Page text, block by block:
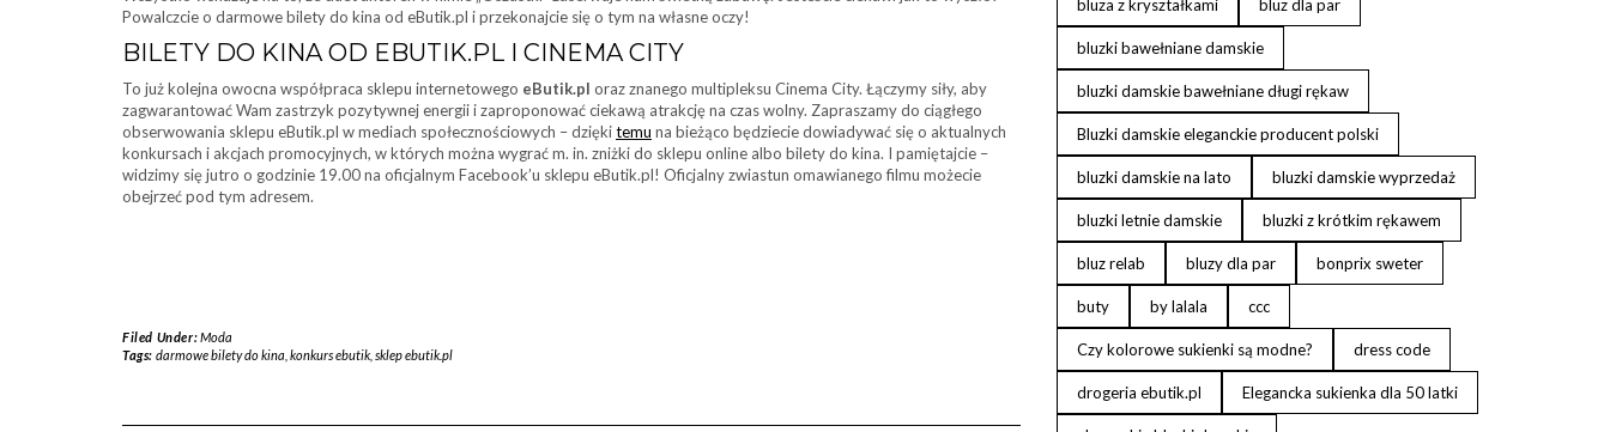
Powalczcie o darmowe bilety do kina od eButik.pl i przekonajcie się o tym na własne oczy!
BILETY DO KINA OD EBUTIK.PL I CINEMA CITY
To już kolejna owocna współpraca sklepu internetowego eButik.pl oraz znanego multipleksu Cinema City. Łączymy siły, aby
zagwarantować Wam zastrzyk pozytywnej energii i zaproponować ciekawą atrakcję na czas wolny. Zapraszamy do ciągłego
obserwowania sklepu eButik.pl w mediach społecznościowych – dziękitemu na bieżąco będziecie dowiadywać się o aktualnych
konkursach i akcjach promocyjnych, w których można wygrać m. in. zniżki do sklepu online albo bilety do kina. I pamiętajcie –
widzimy się jutro o godzinie 19.00 na oficjalnym Facebook’u sklepu eButik.pl! Oficjalny zwiastun omawianego filmu możecie
obejrzeć pod tym adresem.
Filed Under:Moda
Tags: darmowe bilety do kina konkurs ebutik, sklep ebutik.pl
bluza z kryształkami bluz dla par
bluzki bawełniane damskie
bluzki damskie bawełniane długi rękaw
Bluzki damskie eleganckie producent polski
bluzki damskie na lato bluzki damskie wyprzedaż
bluzki letnie damskie bluzki z krótkim rękawem
bluz relab bluzy dla par bonprix sweter
buty by lalala ccc
Czy kolorowe sukienki są modne? dress code
drogeria ebutik.pl Elegancka sukienka dla 50 latki